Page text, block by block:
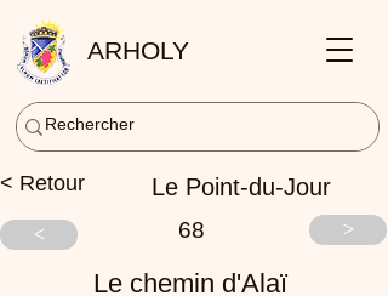
ARHOLY
< Retour Le Point-du-Jour
< 68 >
Le chemin d'Alaï